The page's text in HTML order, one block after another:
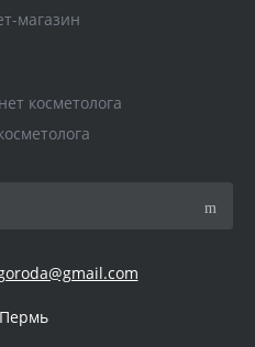
магазин
косметолога
Пермь